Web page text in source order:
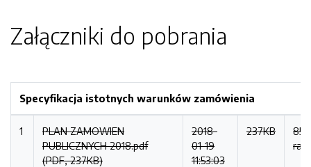
Załączniki do pobrania
Specyfikacja istotnych warunków zamówienia
1
PLAN ZAMOWIEN
PUBLICZNYCH 2018.pdf
(PDF, 237KB)
2018-
01-19
11:53:03
237KB
85